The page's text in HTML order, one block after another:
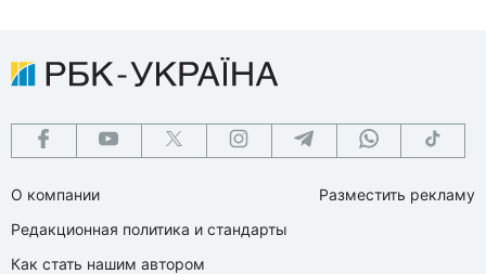
О компании
Редакционная политика и стандарты
Как стать нашим автором
Разместить рекламу